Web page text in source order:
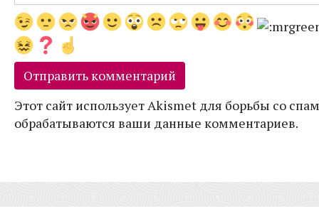
Этот сайт использует Akismet для борьбы со
обрабатываются ваши данные комментариев.